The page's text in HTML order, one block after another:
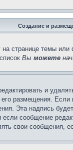
Создание и
странице темы
Вы можете
и
размещения.
Эта надпись
сообщение
свои сообщения,